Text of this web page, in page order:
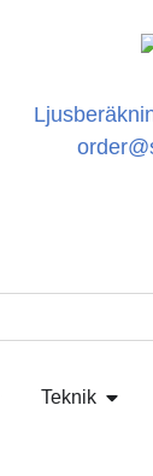
Teknik